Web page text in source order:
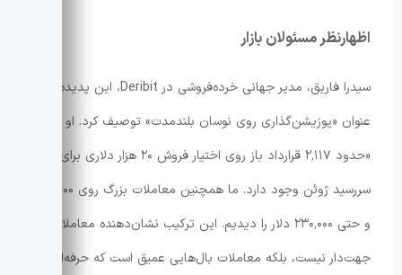
اظهارنظر مسئولان بازار
سیدرا فاریق، مدیر جهانی خرده‌فروشی در Deribit، این پدیده را به
عنوان «پوزیشن‌گذاری روی نوسان بلندمدت» توصیف کرد. او گفت:
«حدود ۲٬۱۱۷ قرارداد باز روی اختیار فروش ۲۰ هزار دلاری برای
سررسید ژوئن وجود دارد. ما همچنین معاملات بزرگ روی ۳۰٬۰۰۰
و حتی ۲۳۰٬۰۰۰ دلار را دیدیم. این ترکیب نشان‌دهنده معاملات
جهت‌دار نیست، بلکه معاملات بال‌هایی عمیق است که حرفه‌ای‌ها